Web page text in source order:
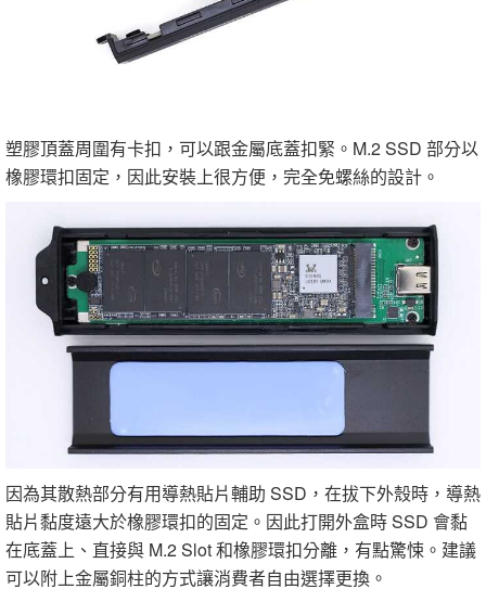
塑膠頂蓋周圍有卡扣，可以跟金屬底蓋扣緊。M.2 SSD 部分以
橡膠環扣固定，因此安裝上很方便，完全免螺絲的設計。
因為其散熱部分有用導熱貼片輔助 SSD，在拔下外殼時，導熱
貼片黏度遠大於橡膠環扣的固定。因此打開外盒時 SSD 會黏
在底蓋上、直接與 M.2 Slot 和橡膠環扣分離，有點驚悚。建議
可以附上金屬銅柱的方式讓消費者自由選擇更換。